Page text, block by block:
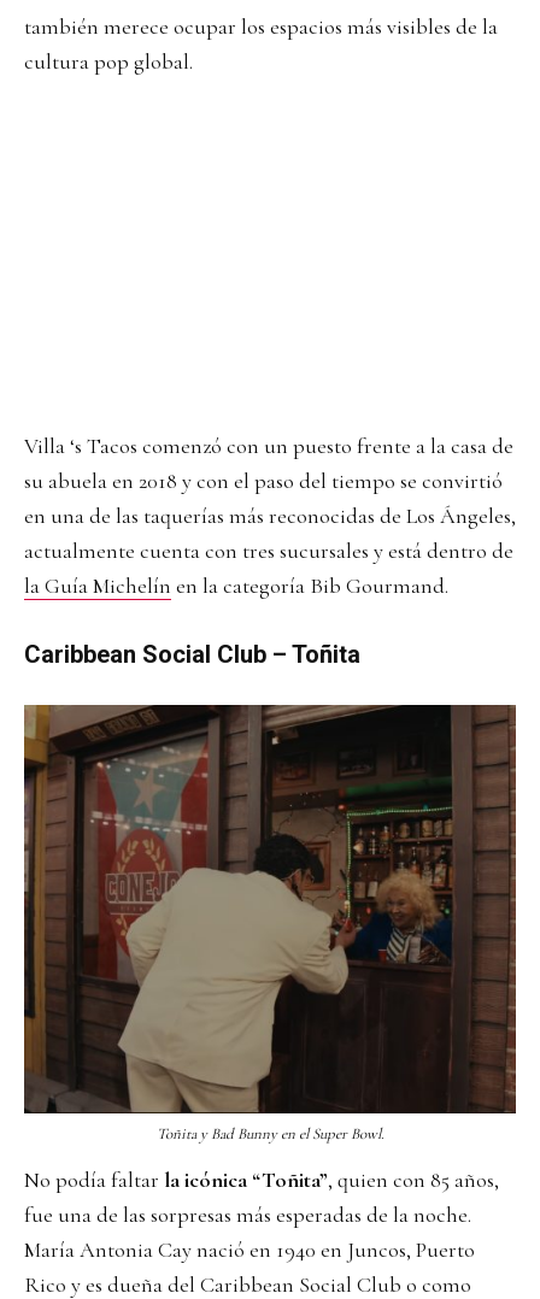
también merece ocupar los espacios más visibles de la
cultura pop global.
Villa ‘s Tacos comenzó con un puesto frente a la casa de
su abuela en 2018 y con el paso del tiempo se convirtió
en una de las taquerías más reconocidas de Los Ángeles,
actualmente cuenta con tres sucursales y está dentro de
la Guía Michelín en la categoría Bib Gourmand.
Caribbean Social Club – Toñita
Toñita y Bad Bunny en el Super Bowl.
No podía faltar la icónica “Toñita”, quien con 85 años,
fue una de las sorpresas más esperadas de la noche.
María Antonia Cay nació en 1940 en Juncos, Puerto
Rico y es dueña del Caribbean Social Club o como